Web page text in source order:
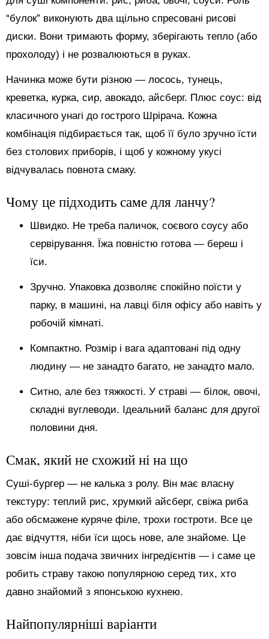
“булок” виконують два щільно спресовані рисові
диски. Вони тримають форму, зберігають тепло (або
прохолоду) і не розвалюються в руках.
Начинка може бути різною — лосось, тунець,
креветка, курка, сир, авокадо, айсберг. Плюс соус: від
класичного унагі до гострого Шрірача. Кожна
комбінація підбирається так, щоб її було зручно їсти
без столових приборів, і щоб у кожному укусі
відчувалась повнота смаку.
Чому це підходить саме для ланчу?
Швидко. Не треба паличок, соєвого соусу або
сервірування. Їжа повністю готова — береш і
їси.
Зручно. Упаковка дозволяє спокійно поїсти у
парку, в машині, на лавці біля офісу або навіть у
робочій кімнаті.
Компактно. Розмір і вага адаптовані під одну
людину — не занадто багато, не занадто мало.
Ситно, але без тяжкості. У страві — білок, овочі,
складні вуглеводи. Ідеальний баланс для другої
половини дня.
Смак, який не схожий ні на що
Суші-бургер — не калька з ролу. Він має власну
текстуру: теплий рис, хрумкий айсберг, свіжа риба
або обсмажене куряче філе, трохи гостроти. Все це
дає відчуття, ніби їси щось нове, але знайоме. Це
зовсім інша подача звичних інгредієнтів — і саме це
робить страву такою популярною серед тих, хто
давно знайомий з японською кухнею.
Найпопулярніші варіанти